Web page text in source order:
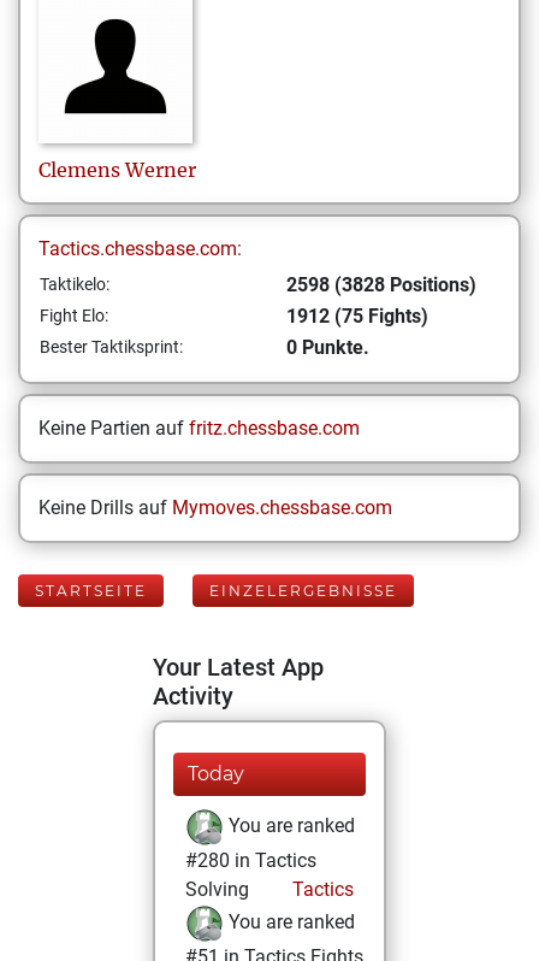
Clemens Werner
Tactics.chessbase.com:
Taktikelo: 2598 (3828 Positions)
Fight Elo: 1912 (75 Fights)
Bester Taktiksprint: 0 Punkte.
Keine Partien auf fritz.chessbase.com
Keine Drills auf Mymoves.chessbase.com
STARTSEITE EINZELERGEBNISSE
Your Latest App
Activity
Today
You are ranked
#280 in Tactics
Solving
Tactics
You are ranked